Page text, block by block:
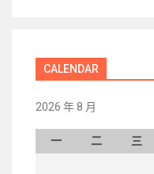
CALENDAR
2026 年 8 月
一 二 三